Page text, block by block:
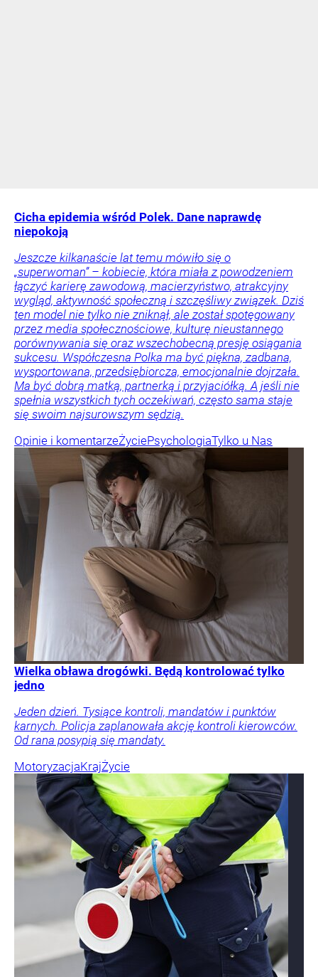
Cicha epidemia wśród Polek. Dane naprawdę
niepokoją
Jeszcze kilkanaście lat temu mówiło się o
„superwoman” – kobiecie, która miała z powodzeniem
łączyć karierę zawodową, macierzyństwo, atrakcyjny
wygląd, aktywność społeczną i szczęśliwy związek. Dziś
ten model nie tylko nie zniknął, ale został spotęgowany
przez media społecznościowe, kulturę nieustannego
porównywania się oraz wszechobecną presję osiągania
sukcesu. Współczesna Polka ma być piękna, zadbana,
wysportowana, przedsiębiorcza, emocjonalnie dojrzała.
Ma być dobrą matką, partnerką i przyjaciółką. A jeśli nie
spełnia wszystkich tych oczekiwań, często sama staje
się swoim najsurowszym sędzią.
Opinie i komentarzeŻyciePsychologiaTylko u Nas
Wielka obława drogówki. Będą kontrolować tylko
jedno
Jeden dzień. Tysiące kontroli, mandatów i punktów
karnych. Policja zaplanowała akcję kontroli kierowców.
Od rana posypią się mandaty.
MotoryzacjaKrajŻycie